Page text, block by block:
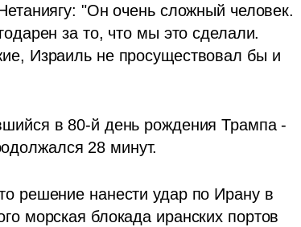
"Он очень сложный человек.
за то, что мы это сделали.
Израиль не просуществовал бы и
в 80-й день рождения Трампа -
28 минут.
решение нанести удар по Ирану в
морская блокада иранских портов